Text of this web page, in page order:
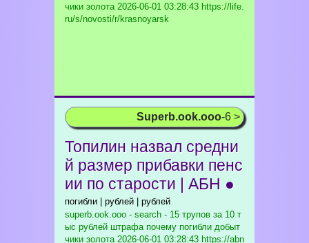
чики золота2026-06-01 03:28:43 https://life.
ru/s/novosti/r/krasnoyarsk
Superb.ook.ooo-6 >
Топилин назвал средни
й размер прибавки пенс
ии по старости | АБН ●
погибли | рублей | рублей
superb.ook.ooo - search - 15 трупов за 10 т
ыс рублей штрафа почему погибли добыт
чики золота2026-06-01 03:28:43 https://abn